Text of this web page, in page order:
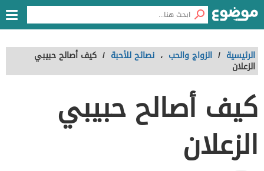
الرئيسية / الزواج والحب ، نصائح للأحبة / كيف أصالح حبيبي
الزعلان
كيف أصالح حبيبي
الزعلان